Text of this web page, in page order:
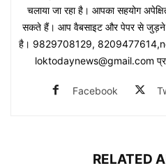
चलाया जा रहा है। आपका सहयोग
सकते हैं। आप वैबसाइट और पेपर से जुड़ने
है। 9829708129,
loktodaynews@gmail.com
Facebook
RELATED